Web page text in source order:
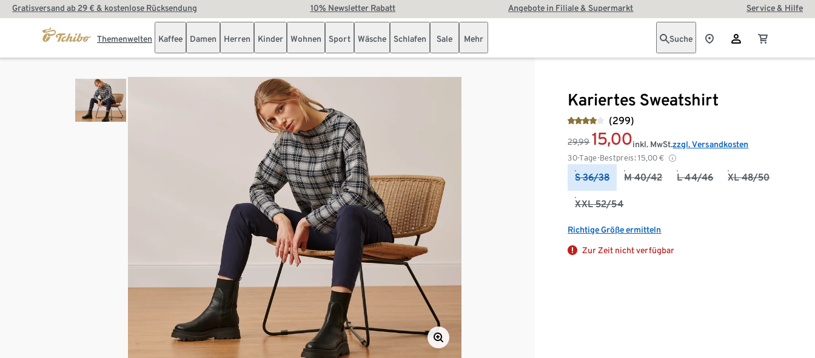
Gratisversand ab 29 € & kostenlose Rücksendung 10% Newsletter Rabatt Angebote in Filiale & Supermarkt Service & Hilfe
Themenwelten Kaffee Damen Herren Kinder Wohnen Sport Wäsche Schlafen Sale Mehr Suche
Kariertes Sweatshirt
(299)
29,99 15,00
30-Tage-Bestpreis: 15,00 €
inkl. MwSt.zzgl. Versandkosten
S 36/38 M 40/42 L 44/46 XL 48/50
XXL 52/54
Richtige Größe ermitteln
Zur Zeit nicht verfügbar